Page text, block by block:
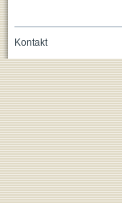
Kontakt